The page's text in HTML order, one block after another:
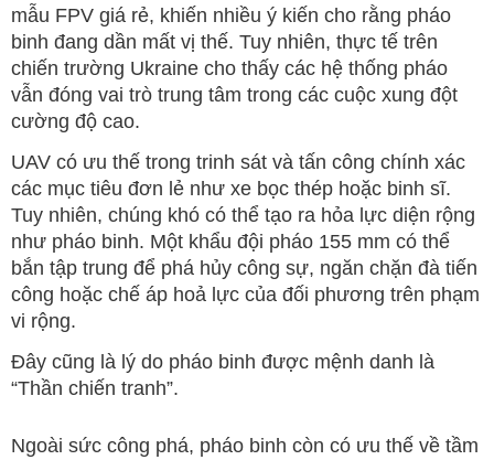
mẫu FPV giá rẻ, khiến nhiều ý kiến cho rằng pháo
binh đang dần mất vị thế. Tuy nhiên, thực tế trên
chiến trường Ukraine cho thấy các hệ thống pháo
vẫn đóng vai trò trung tâm trong các cuộc xung đột
cường độ cao.
UAV có ưu thế trong trinh sát và tấn công chính xác
các mục tiêu đơn lẻ như xe bọc thép hoặc binh sĩ.
Tuy nhiên, chúng khó có thể tạo ra hỏa lực diện rộng
như pháo binh. Một khẩu đội pháo 155 mm có thể
bắn tập trung để phá hủy công sự, ngăn chặn đà tiến
công hoặc chế áp hoả lực của đối phương trên phạm
vi rộng.
Đây cũng là lý do pháo binh được mệnh danh là
“Thần chiến tranh”.
Ngoài sức công phá, pháo binh còn có ưu thế về tầm